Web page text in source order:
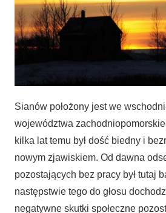
Sianów położony jest we
województwa
kilka lat temu był dość biedny i
nowym zjawiskiem. Od dawna
pozostających bez pracy był tutaj
następstwie tego do głosu
negatywne skutki społeczne